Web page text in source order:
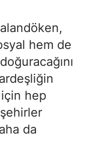
hem de
hep
da